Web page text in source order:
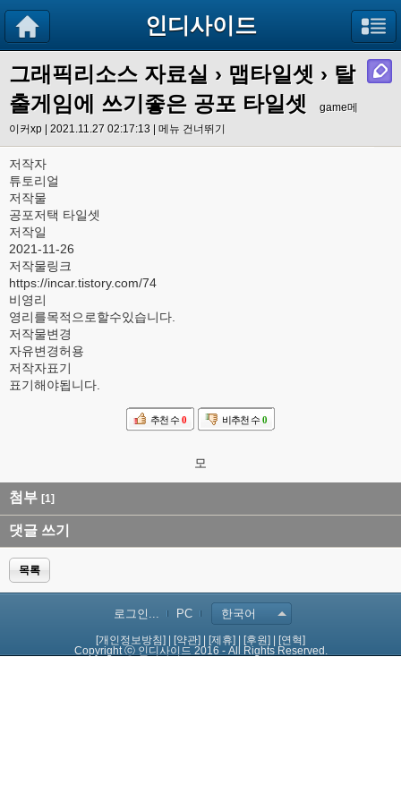
인디사이드
그래픽리소스 자료실 › 맵타일셋 › 탈
출게임에 쓰기좋은 공포 타일셋
game메
이커xp | 2021.11.27 02:17:13 | 메뉴 건너뛰기
저작자
튜토리얼
저작물
공포저택 타일셋
저작일
2021-11-26
저작물링크
https://incar.tistory.com/74
비영리
영리를목적으로할수있습니다.
저작물변경
자유변경허용
저작자표기
표기해야됩니다.
추천 수 0 비추천 수 0
모
첨부 [1]
댓글 쓰기
목록
로그인... PC 한국어
[개인정보방침] [약관] [제휴] [후원]
[연혁]
Copyright ⓒ 인디사이드 2016 - All Rights Reserved.